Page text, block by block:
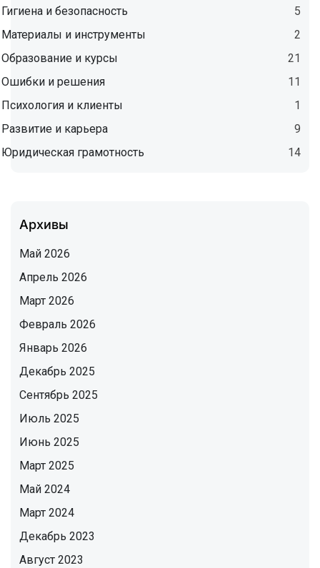
Гигиена и безопасность
5
Материалы и инструменты
2
Образование и курсы
21
Ошибки и решения
11
Психология и клиенты
1
Развитие и карьера
9
Юридическая грамотность
14
Архивы
Май 2026
Апрель 2026
Март 2026
Февраль 2026
Январь 2026
Декабрь 2025
Сентябрь 2025
Июль 2025
Июнь 2025
Март 2025
Май 2024
Март 2024
Декабрь 2023
Август 2023